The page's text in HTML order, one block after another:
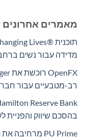
מאמרים אחרונים
מדידה עבור נשים
רב-מטבעיים עבור
בהסכם שיווק והפניית
PU Prime מרחיבה את המסחר בזהב עם השקת XAUUSD247